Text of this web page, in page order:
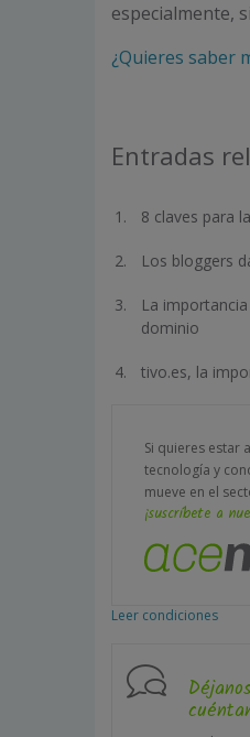
especialmente,
¿Quieres saber
Entradas
8 claves para
Los bloggers
La
dominio
tivo.es, la
Si quieres estar
tecnología y
mueve en el
¡suscríbete a
Leer condiciones